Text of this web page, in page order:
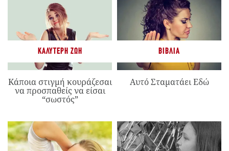
ΚΑΛΎΤΕΡΗ ΖΩΉ
Κάποια στιγμή κουράζεσαι
να προσπαθείς να είσαι
“σωστός”
ΒΙΒΛΊΑ
Αυτό Σταματάει Εδώ